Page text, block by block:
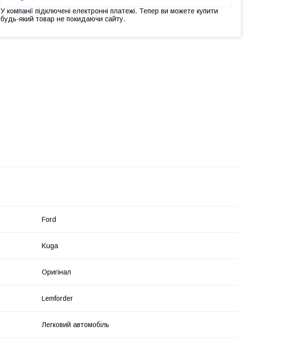
У компанії підключені електронні платежі. Тепер ви можете купити
будь-який товар не покидаючи сайту.
Ford
Kuga
Оригінал
Lemforder
Легковий автомобіль